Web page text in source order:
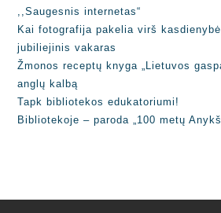
,,Saugesnis internetas“
Kai fotografija pakelia virš
jubiliejinis vakaras
Žmonos receptų knyga „Lietuvos
anglų kalbą
Tapk bibliotekos edukatoriumi!
Bibliotekoje – paroda „100 metų